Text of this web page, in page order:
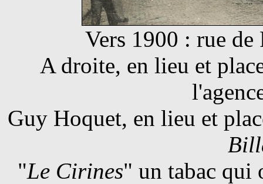
Vers 1900 : rue de
A droite, en lieu et
Guy Hoquet, en lieu et
"Le Cirines" un tabac qui